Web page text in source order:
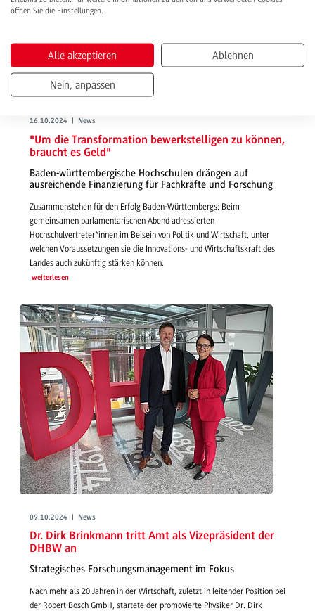
16.10.2024 | News
"Um die Transformation bewerkstelligen zu können,
braucht es Geld"
Baden-württembergische Hochschulen drängen auf
ausreichende Finanzierung für Fachkräfte und Forschung
Zusammenstehen für den Erfolg Baden-Württembergs: Beim
gemeinsamen parlamentarischen Abend adressierten
Hochschulvertreter*innen im Beisein von Politik und Wirtschaft, unter
welchen Voraussetzungen sie die Innovations- und Wirtschaftskraft des
Landes auch zukünftig stärken können.
weiterlesen
09.10.2024 | News
Dr. Dirk Brinkmann tritt Amt als Vizepräsident der
DHBW an
Strategisches Forschungsmanagement im Fokus
Nach mehr als 20 Jahren in der Wirtschaft, zuletzt in leitender Position bei
der Robert Bosch GmbH, startete der promovierte Physiker Dr. Dirk
öffnen Sie die Einstellungen.
Alle akzeptieren Ablehnen
Nein, anpassen